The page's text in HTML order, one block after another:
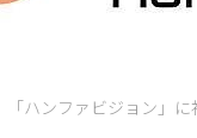
「ハンファビジョン」